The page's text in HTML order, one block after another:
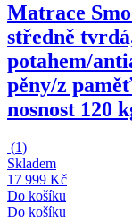
Matrace
středně
potahem/
pěny/z
nosnost 120
(1)
Skladem
17 999 Kč
Do košíku
Do košíku